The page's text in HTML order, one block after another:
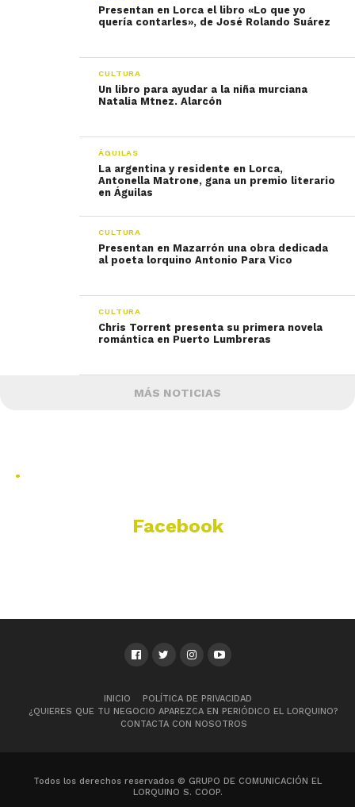
Presentan en Lorca el libro «Lo que yo
quería contarles», de José Rolando Suárez
CULTURA
Un libro para ayudar a la niña murciana
Natalia Mtnez. Alarcón
ÁGUILAS
La argentina y residente en Lorca,
Antonella Matrone, gana un premio literario
en Águilas
CULTURA
Presentan en Mazarrón una obra dedicada
al poeta lorquino Antonio Para Vico
CULTURA
Chris Torrent presenta su primera novela
romántica en Puerto Lumbreras
MÁS NOTICIAS
.
Facebook
INICIO
POLÍTICA DE PRIVACIDAD
¿QUIERES QUE TU NEGOCIO APAREZCA EN PERIÓDICO EL LORQUINO?
CONTACTA CON NOSOTROS
Todos los derechos reservados © GRUPO DE COMUNICACIÓN EL
LORQUINO S. COOP.